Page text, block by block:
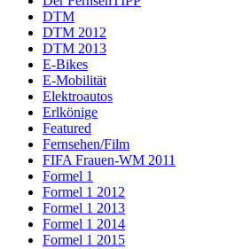
DTM
DTM 2012
DTM 2013
E-Bikes
E-Mobilität
Elektroautos
Erlkönige
Featured
Fernsehen/Film
FIFA Frauen-WM 2011
Formel 1
Formel 1 2012
Formel 1 2013
Formel 1 2014
Formel 1 2015